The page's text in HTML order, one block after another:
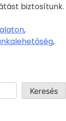
biztosítunk.
,
,
Keresés